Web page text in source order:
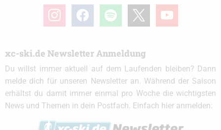
instagramfacebook spotify youtube
xc-ski.de Newsletter Anmeldung
Du willst immer aktuell auf dem Laufenden bleiben? Dann
melde dich für unseren Newsletter an. Während der Saison
erhältst du damit immer einmal pro Woche die wichtigsten
News und Themen in dein Postfach. Einfach hier anmelden: